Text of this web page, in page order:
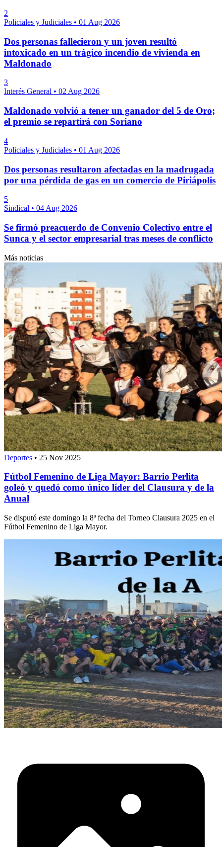
2
Policiales y Judiciales • 01 Aug 2026
Dos personas fallecieron y un joven resultó
intoxicado en un trágico incendio de vivienda en
Maldonado
3
Interés General • 02 Aug 2026
Maldonado volvió a tener un ganador del 5 de Oro;
el premio se repartirá con Soriano
4
Policiales y Judiciales • 01 Aug 2026
Dos personas resultaron afectadas en la madrugada
por una pérdida de gas en un comercio de Piriápolis
5
Sindical • 04 Aug 2026
Se firmó preacuerdo de Convenio Colectivo entre el
Sunca y el sector empresarial tras meses de conflicto
Más noticias
Deportes • 25 Nov 2025
Fútbol Femenino de Liga Mayor: Barrio Perlita
goleó y quedó como único líder del Clausura y de la
Anual
Se disputó este domingo la 8ª fecha del Torneo Clausura 2025 en el
Fútbol Femenino de Liga Mayor.